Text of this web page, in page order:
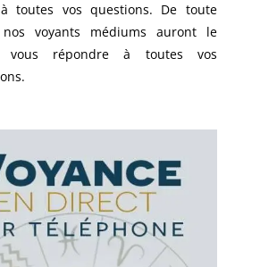
toutes vos questions. De toute
nos voyants médiums auront le
répondre à toutes vos